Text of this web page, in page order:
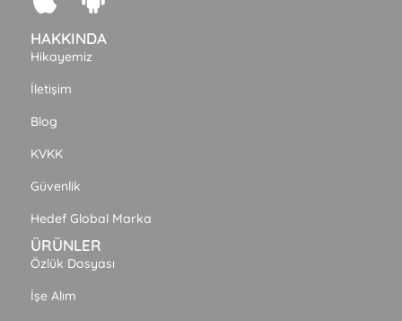
HAKKINDA
Hikayemiz
İletişim
Blog
KVKK
Güvenlik
Hedef Global Marka
ÜRÜNLER
Özlük Dosyası
İşe Alım